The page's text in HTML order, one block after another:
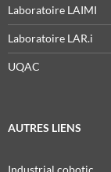
Laboratoire LAIMI
Laboratoire LAR.i
UQAC
AUTRES LIENS
Industrial cobotic